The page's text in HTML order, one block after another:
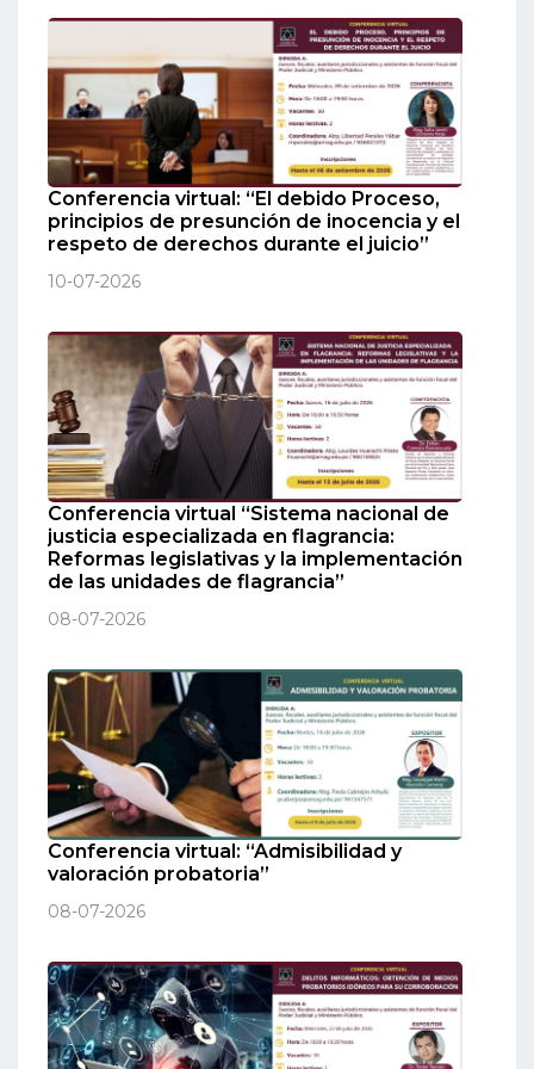
Conferencia virtual: “El debido Proceso,
principios de presunción de inocencia y el
respeto de derechos durante el juicio”
10-07-2026
Conferencia virtual “Sistema nacional de
justicia especializada en flagrancia:
Reformas legislativas y la implementación
de las unidades de flagrancia”
08-07-2026
Conferencia virtual: “Admisibilidad y
valoración probatoria”
08-07-2026